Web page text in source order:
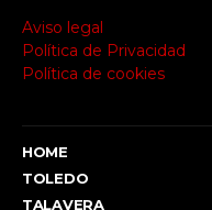
Aviso legal
Política de Privacidad
Política de cookies
HOME
TOLEDO
TALAVERA